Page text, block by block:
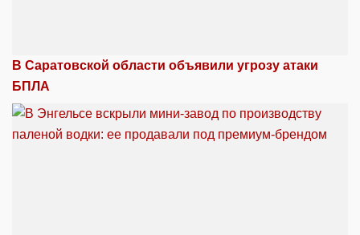
В Саратовской области объявили угрозу атаки
БПЛА